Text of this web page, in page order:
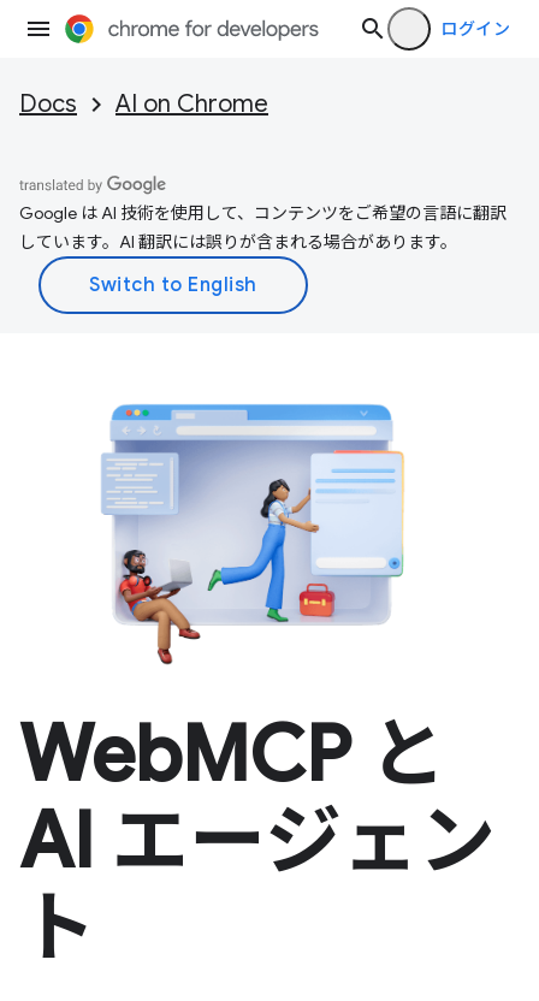
ログイン
Docs AI on Chrome
Google は AI 技術を使用して、コンテンツをご希望の言語に翻訳
しています。AI 翻訳には誤りが含まれる場合があります。
WebMCP と
AI エージェン
ト